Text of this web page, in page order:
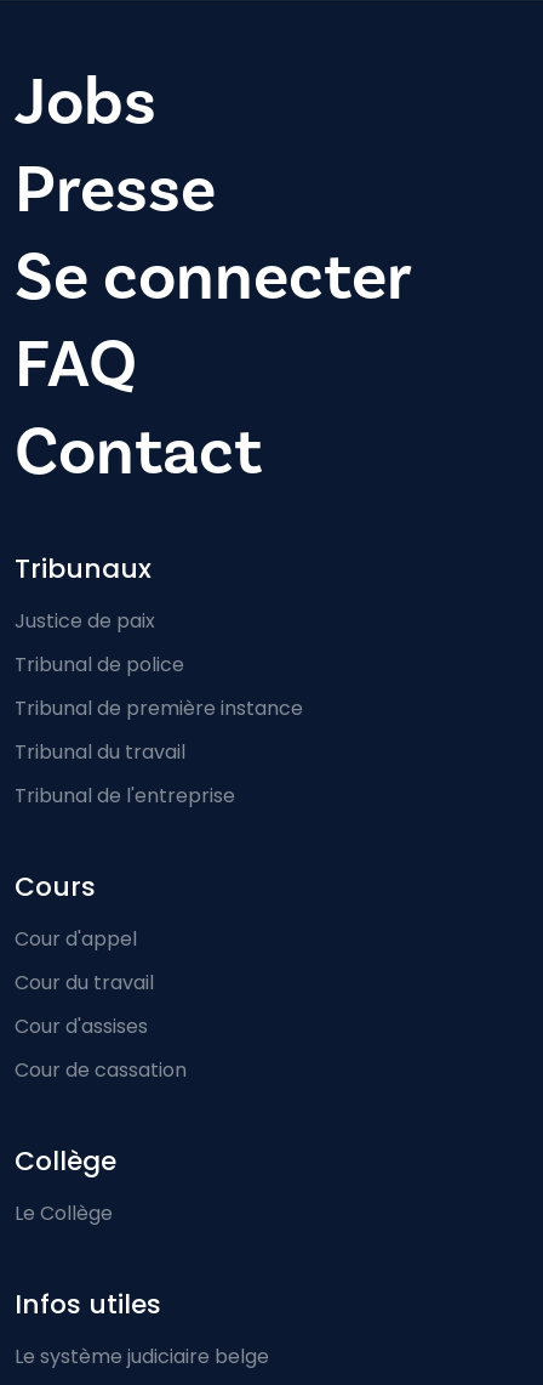
Jobs
Presse
Se connecter
FAQ
Contact
Footer-menu
Tribunaux
Justice de paix
Tribunal de police
Tribunal de première instance
Tribunal du travail
Tribunal de l'entreprise
Cours
Cour d'appel
Cour du travail
Cour d'assises
Cour de cassation
Collège
Le Collège
Infos utiles
Le système judiciaire belge